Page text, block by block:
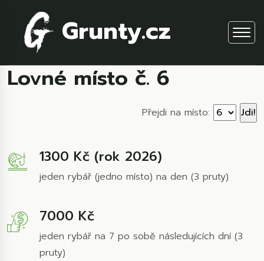
Grunty.cz
Lovné místo č. 6
Přejdi na místo:
1300 Kč (rok 2026)
jeden rybář (jedno místo) na den (3 pruty)
7000 Kč
jeden rybář na 7 po sobě následujících dní (3
pruty)